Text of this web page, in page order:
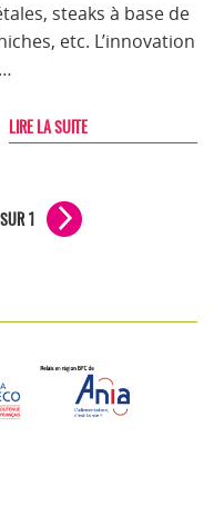
steaks à base de
etc. L’innovation
LIRE LA SUITE
SUR 1